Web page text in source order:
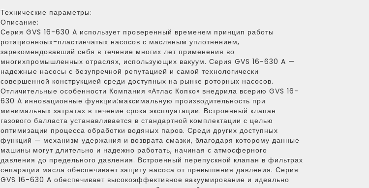
Технические параметры:
Описание:
Серия GVS 16-630 A использует проверенный временем принцип работы
ротационноых-пластинчатых насосов с масляным уплотнением,
зарекомендовавший себя в течение многих лет применения во
многихпромышленных отраслях, использующих вакуум. Серия GVS 16-630 A —
надежные насосы с безупречной репутацией и самой технологически
совершенной конструкцией среди доступных на рынке роторных насосов.
Отличительные особенности Компания «Атлас Копко» внедрила всерию GVS 16-
630 A инновационные функции:максимальную производительность при
минимальных затратах в течение срока эксплуатации. Встроенный клапан
газового балласта устанавливается в стандартной комплектации с целью
оптимизации процесса обработки водяных паров. Среди других доступных
функций — механизм удержания и возврата смазки, благодаря которому данные
машины могут длительно и надежно работать, начиная с атмосферного
давления до предельного давления. Встроенный перепускной клапан в фильтрах
сепарации масла обеспечивает защиту насоса от превышения давления. Серия
GVS 16-630 A обеспечивает высокоэффективное вакуумирование и идеально